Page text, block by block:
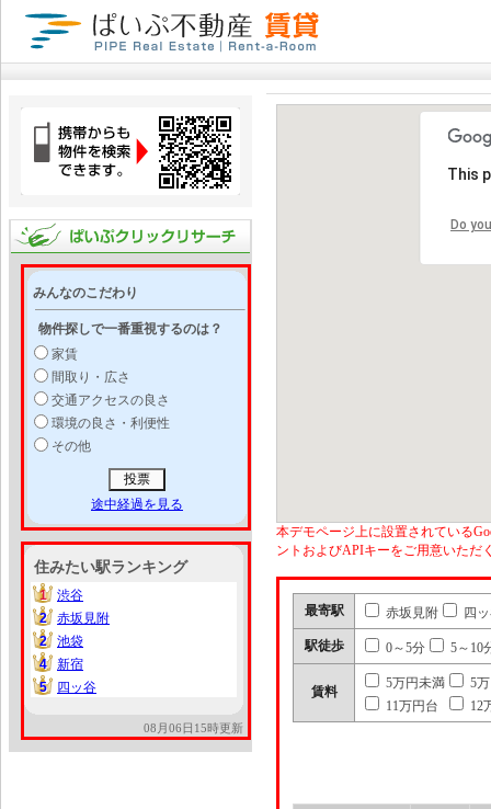
みんなのこだわり
物件探しで一番重視するのは？
家賃
間取り・広さ
交通アクセスの良さ
環境の良さ・利便性
その他
途中経過を見る
住みたい駅ランキング
1
1
渋谷
2
2
赤坂見附
2
2
池袋
4
4
新宿
5
5 四ッ谷
08月06日15時更新
This
Do
本デモページ上に設置されている
ントおよびAPIキーをご用意いただ
最寄駅 赤坂見附 四
駅徒歩 0～5分 5～10
賃料
5万円未満
5
11万円台
12